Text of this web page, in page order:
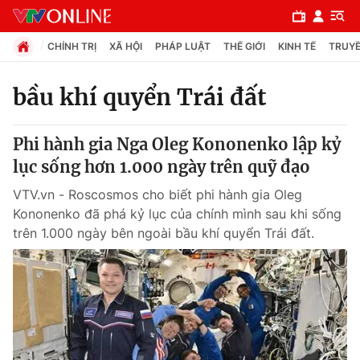
Chuyên mục
Chính trị
Xã hội
Pháp luật
Y tế
Thế giới
CHÍNH TRỊ XÃ HỘI PHÁP LUẬT THẾ GIỚI KINH TẾ
bầu khí quyển Trái đất
Phi hành gia Nga Oleg Kononenko lập kỷ
lục sống hơn 1.000 ngày trên quỹ đạo
VTV.vn - Roscosmos cho biết phi hành gia Oleg
Kononenko đã phá kỷ lục của chính mình sau khi sống
trên 1.000 ngày bên ngoài bầu khí quyển Trái đất.